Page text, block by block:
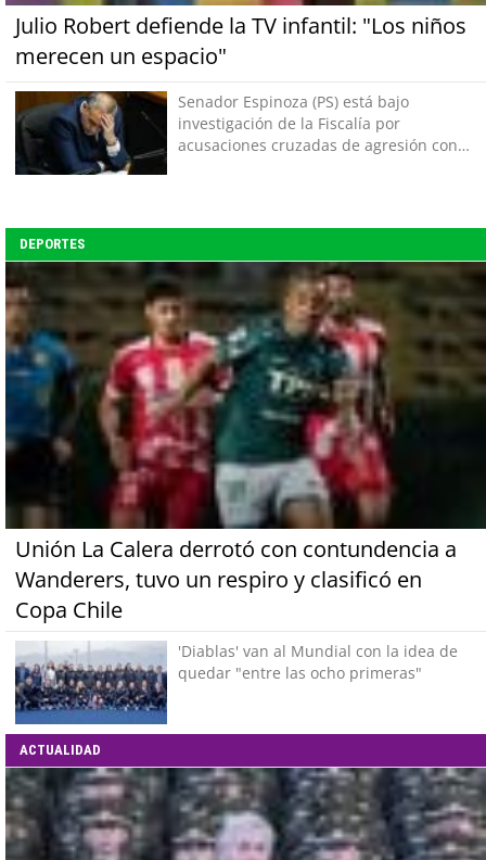
Julio Robert defiende la TV infantil: "Los niños
merecen un espacio"
Senador Espinoza (PS) está bajo
investigación de la Fiscalía por
acusaciones cruzadas de agresión con
DEPORTES
Unión La Calera derrotó con contundencia a
Wanderers, tuvo un respiro y clasificó en
Copa Chile
'Diablas' van al Mundial con la idea de
quedar "entre las ocho primeras"
ACTUALIDAD